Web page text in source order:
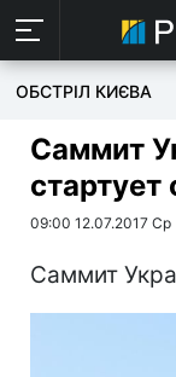
ОБСТРІЛ КИЄВА
Саммит
стартует
09:00 12.07.2017 Ср
Саммит